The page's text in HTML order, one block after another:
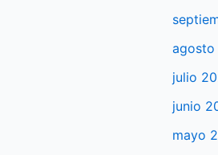
julio
junio
mayo